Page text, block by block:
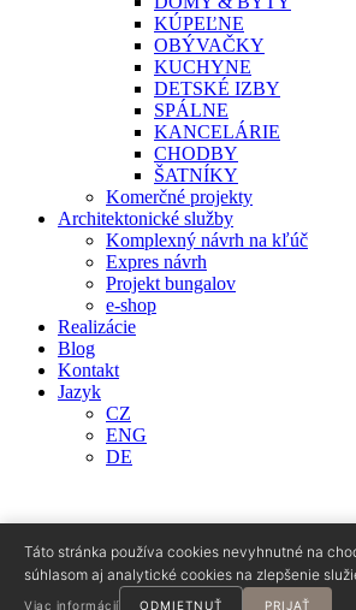
KÚPEĽNE
OBÝVAČKY
KUCHYNE
DETSKÉ IZBY
SPÁLNE
KANCELÁRIE
CHODBY
ŠATNÍKY
Komerčné projekty
Architektonické služby
Komplexný návrh na kľúč
Expres návrh
Projekt bungalov
e-shop
Realizácie
Blog
Kontakt
Jazyk
CZ
ENG
DE
Táto stránka používa cookies nevyhnutné na
súhlasom aj analytické cookies na zlepšenie
Viac informácií ODMIETNUŤ PRIJAŤ